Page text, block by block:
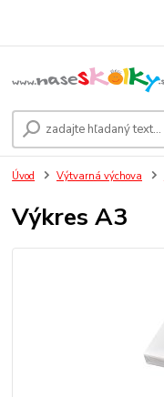
Úvod Výtvarná výchova
Výkres A3